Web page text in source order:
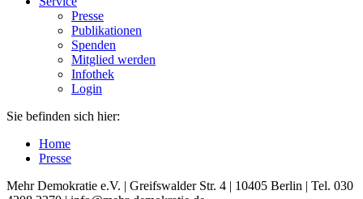
Presse
Publikationen
Spenden
Mitglied werden
Infothek
Login
Sie befinden sich hier:
Home
Presse
Mehr Demokratie e.V. | Greifswalder Str. 4 | 10405 Berlin | Tel. 030